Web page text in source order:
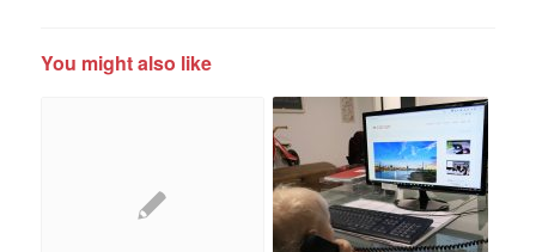
You might also like